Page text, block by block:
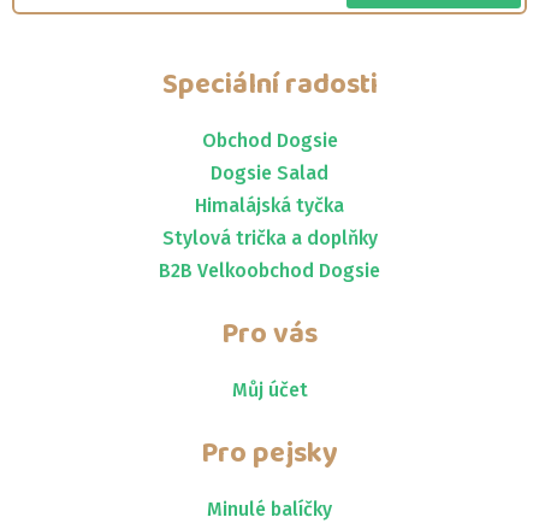
Speciální radosti
Obchod Dogsie
Dogsie Salad
Himalájská tyčka
Stylová trička a doplňky
B2B Velkoobchod Dogsie
Pro vás
Můj účet
Pro pejsky
Minulé balíčky